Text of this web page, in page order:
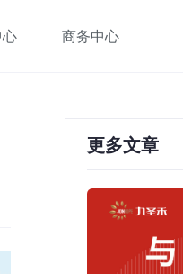
商务中心
更多文章